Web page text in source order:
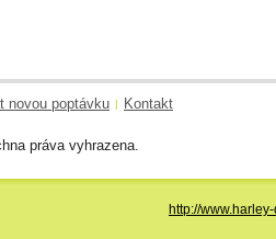
novou poptávku | Kontakt
práva vyhrazena.
http://